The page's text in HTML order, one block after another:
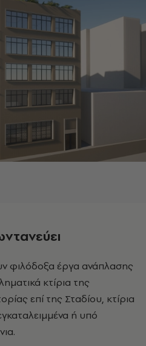
κτίρια της
επί της Σταδίου, κτίρια
ή υπό